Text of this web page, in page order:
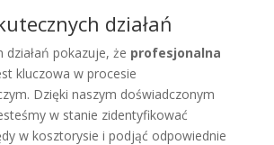
działań
działań pokazuje, że profesjonalna
kluczowa w procesie
Dzięki naszym doświadczonym
w stanie zidentyfikować
w kosztorysie i podjąć odpowiednie